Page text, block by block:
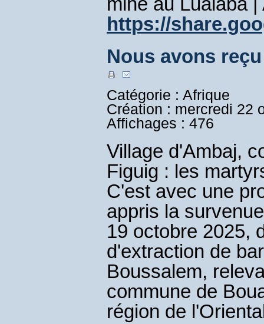
https://
Nous avons
Catégorie : Afrique
Création : mercredi 22
Affichages : 476
Village d'Ambaj,
Figuig : les
C'est avec une
appris la
19 octobre 2025,
d'extraction de
Boussalem,
commune de
région de